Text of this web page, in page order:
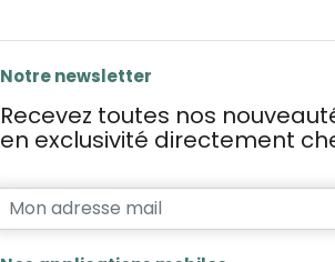
Notre newsletter
Recevez toutes nos
en exclusivité directement